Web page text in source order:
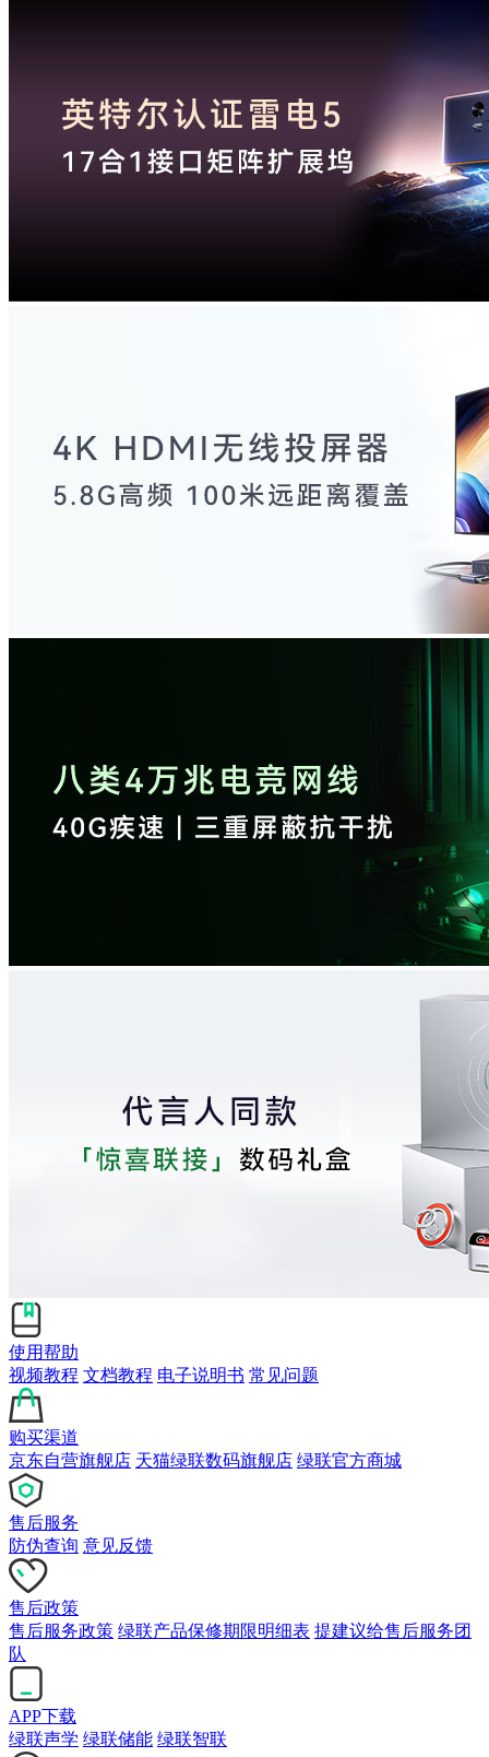
使用帮助
视频教程 文档教程 电子说明书 常见问题
购买渠道
京东自营旗舰店 天猫绿联数码旗舰店 绿联官方商城
售后服务
防伪查询 意见反馈
售后政策
售后服务政策 绿联产品保修期限明细表 提建议给售后服务团
队
APP下载
绿联声学 绿联储能 绿联智联